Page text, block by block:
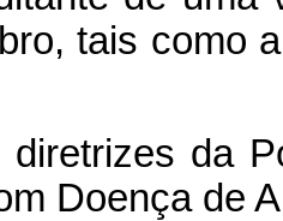
tais como
diretrizes da
Doença de